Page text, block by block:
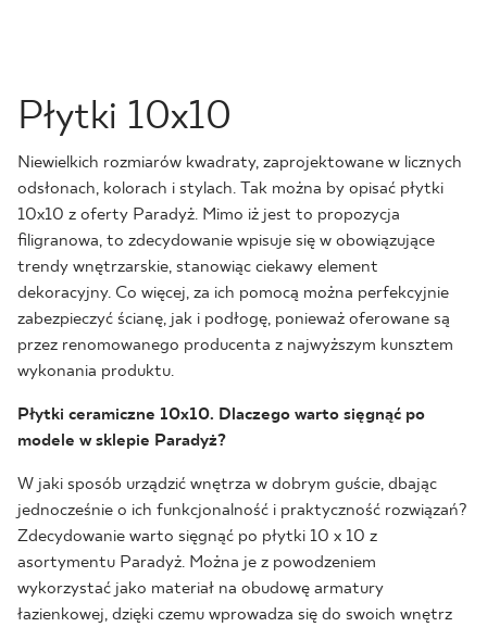
Płytki 10x10
Niewielkich rozmiarów kwadraty, zaprojektowane w licznych
odsłonach, kolorach i stylach. Tak można by opisać płytki
10x10 z oferty Paradyż. Mimo iż jest to propozycja
filigranowa, to zdecydowanie wpisuje się w obowiązujące
trendy wnętrzarskie, stanowiąc ciekawy element
dekoracyjny. Co więcej, za ich pomocą można perfekcyjnie
zabezpieczyć ścianę, jak i podłogę, ponieważ oferowane są
przez renomowanego producenta z najwyższym kunsztem
wykonania produktu.
Płytki ceramiczne 10x10. Dlaczego warto sięgnąć po
modele w sklepie Paradyż?
W jaki sposób urządzić wnętrza w dobrym guście, dbając
jednocześnie o ich funkcjonalność i praktyczność rozwiązań?
Zdecydowanie warto sięgnąć po płytki 10 x 10 z
asortymentu Paradyż. Można je z powodzeniem
wykorzystać jako materiał na obudowę armatury
łazienkowej, dzięki czemu wprowadza się do swoich wnętrz